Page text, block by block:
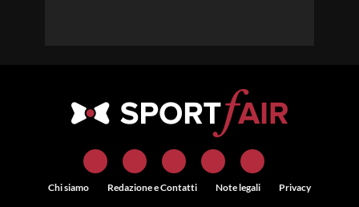
Chi siamo Redazione e Contatti Note legali
Privacy